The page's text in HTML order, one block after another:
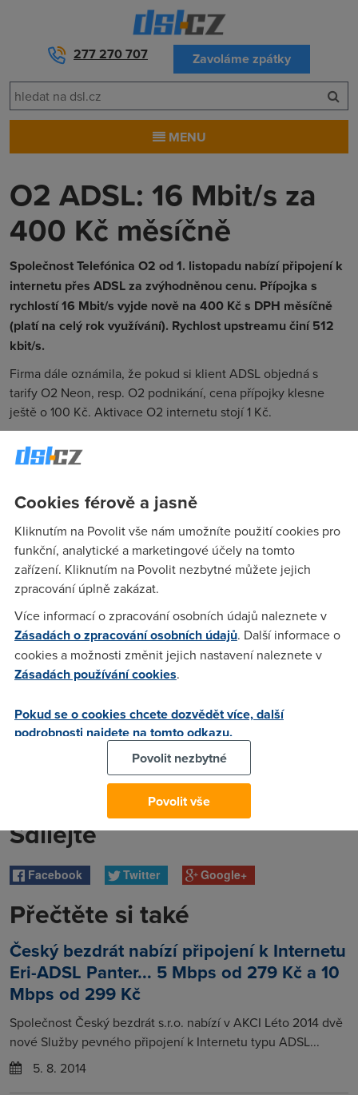
277 270 707 Zavoláme zpátky
MENU
O2 ADSL: 16 Mbit/s za
400 Kč měsíčně
Společnost Telefónica O2 od 1. listopadu nabízí připojení k
internetu přes ADSL za zvýhodněnou cenu. Přípojka s
rychlostí 16 Mbit/s vyjde nově na 400 Kč s DPH měsíčně
(platí na celý rok využívání). Rychlost upstreamu činí 512
kbit/s.
Firma dále oznámila, že pokud si klient ADSL objedná s
tarify O2 Neon, resp. O2 podnikání, cena přípojky klesne
ještě o 100 Kč. Aktivace O2 internetu stojí 1 Kč.
časovým závazkem.
našem serveru DSL.cz.
2. 11. 2010
Autor: Redakce DSL.cz
Sdílejte
Facebook Twitter Google+
Přečtěte si také
Český bezdrát nabízí připojení k Internetu
Eri-ADSL Panter... 5 Mbps od 279 Kč a 10
Mbps od 299 Kč
Společnost Český bezdrát s.r.o. nabízí v AKCI Léto 2014 dvě
nové Služby pevného připojení k Internetu typu ADSL...
5. 8. 2014
Cookies férově a jasně
Kliknutím na Povolit vše nám umožníte použití cookies pro
funkční, analytické a marketingové účely na tomto
zařízení. Kliknutím na Povolit nezbytné můžete jejich
zpracování úplně zakázat.
Více informací o zpracování osobních údajů naleznete v
Zásadách o zpracování osobních údajů. Další informace o
cookies a možnosti změnit jejich nastavení naleznete v
Zásadách používání cookies.
Pokud se o cookies chcete dozvědět více, další
podrobnosti najdete na tomto odkazu.
Povolit nezbytné
Povolit vše